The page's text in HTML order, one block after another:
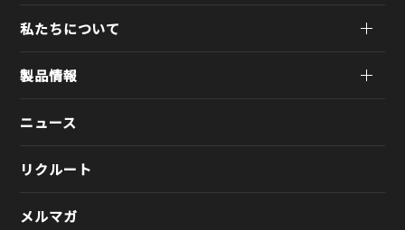
私たちについて
製品情報
ニュース
リクルート
メルマガ